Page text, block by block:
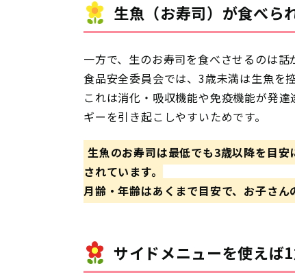
生魚（お寿司）が食べら
一方で、生のお寿司を食べさせるのは話
食品安全委員会では、3歳未満は生魚を
これは消化・吸収機能や免疫機能が発
ギーを引き起こしやすいためです。
生魚のお寿司は最低でも3歳以降を目
されています。
月齢・年齢はあくまで目安で、お子さ
サイドメニューを使えば